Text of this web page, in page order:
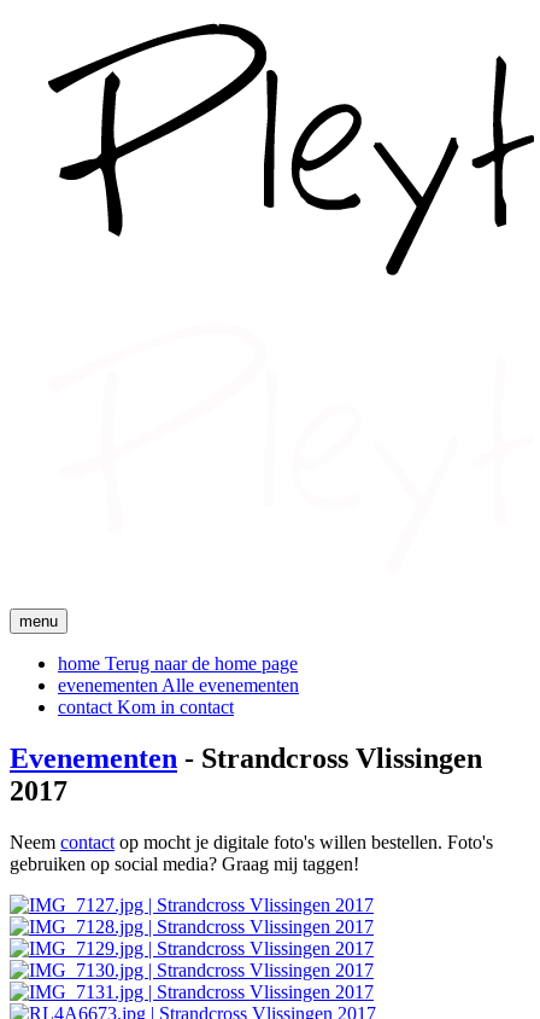
menu
home Terug naar de home page
evenementen Alle evenementen
contact Kom in contact
Evenementen - Strandcross Vlissingen
2017
Neem contact op mocht je digitale foto's willen bestellen. Foto's
gebruiken op social media? Graag mij taggen!